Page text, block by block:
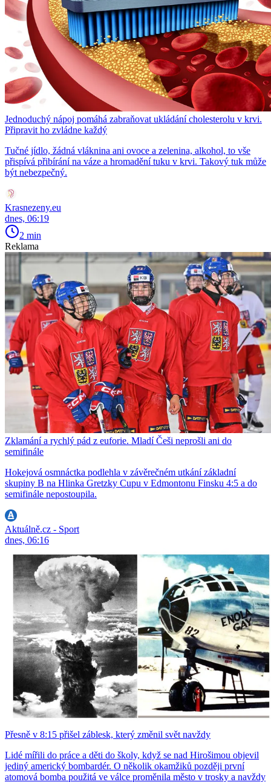
Jednoduchý nápoj pomáhá zabraňovat ukládání cholesterolu v krvi.
Připravit ho zvládne každý
Tučné jídlo, žádná vláknina ani ovoce a zelenina, alkohol, to vše
přispívá přibírání na váze a hromadění tuku v krvi. Takový tuk může
být nebezpečný.
Krasnezeny.eu
dnes, 06:19
2 min
Reklama
Zklamání a rychlý pád z euforie. Mladí Češi neprošli ani do
semifinále
Hokejová osmnáctka podlehla v závěrečném utkání základní
skupiny B na Hlinka Gretzky Cupu v Edmontonu Finsku 4:5 a do
semifinále nepostoupila.
Aktuálně.cz - Sport
dnes, 06:16
Přesně v 8:15 přišel záblesk, který změnil svět navždy
Lidé mířili do práce a děti do školy, když se nad Hirošimou objevil
jediný americký bombardér. O několik okamžiků později první
atomová bomba použitá ve válce proměnila město v trosky a navždy